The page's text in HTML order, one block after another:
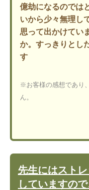
億劫になるのでは
いから少々無理し
思って出かけてい
か。すっきりとし
す
※お客様の感想であり
ん。
先生にはスト
していますの